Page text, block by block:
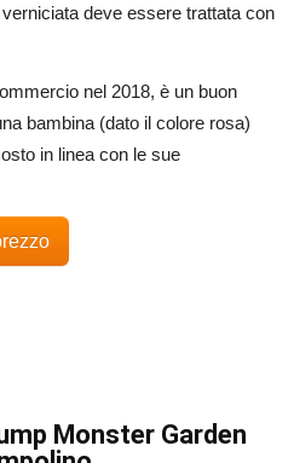
deve essere trattata con
nel 2018, è un buon
bambina (dato il colore rosa)
in linea con le sue
Monster Garden